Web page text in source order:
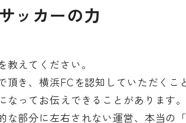
ッカーの力
えてください。
頂き、横浜FCを認知していただくこ
なってお伝えできることがあります
部分に左右されない運営、本当の